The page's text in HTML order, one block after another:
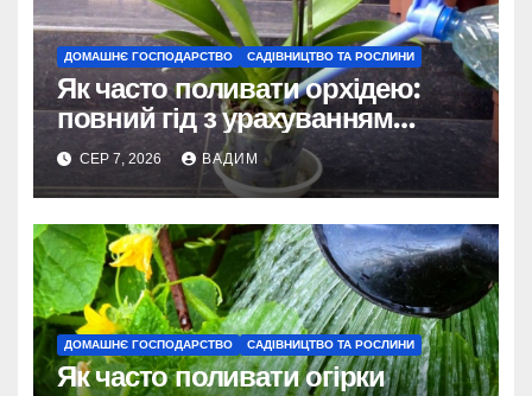
ДОМАШНЄ ГОСПОДАРСТВО САДІВНИЦТВО ТА РОСЛИНИ
Як часто поливати орхідею:
повний гід з урахуванням
сезону та виду
СЕР 7, 2026 ВАДИМ
ДОМАШНЄ ГОСПОДАРСТВО САДІВНИЦТВО ТА РОСЛИНИ
Як часто поливати огірки